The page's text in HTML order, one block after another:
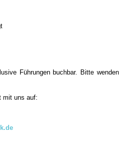
Führungen buchbar. Bitte
mit uns auf: